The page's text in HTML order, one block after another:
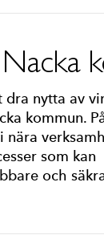
nytta av
kommun.
som kan
och